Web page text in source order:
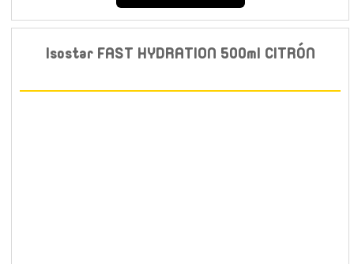
Isostar FAST HYDRATION 500ml CITRÓN